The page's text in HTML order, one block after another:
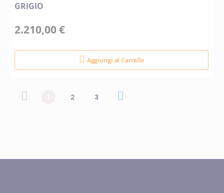
GRIGIO
2.210,00 €
Aggiungi al Carrello
Pagina Pagina precedente
Attualmente stai leggendo la pagina
Pagina
2 Pagina
3